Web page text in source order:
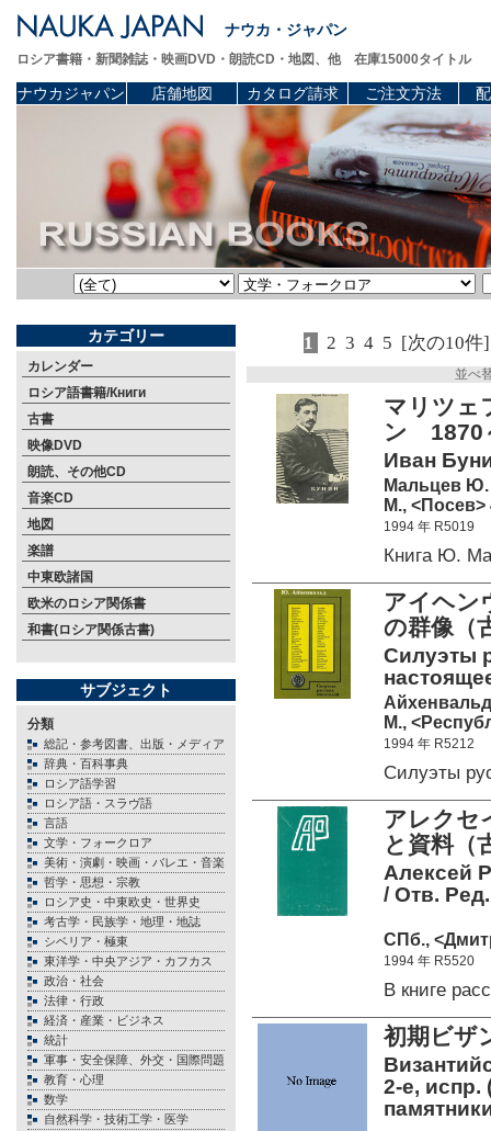
ナウカ・ジャパン
ロシア書籍・新聞雑誌・映画DVD・朗読CD・地図、他 在庫15000タイトル
ナウカジャパン 店舗地図 カタログ請求 ご注文方法
カテゴリー
カレンダー
ロシア語書籍/Книги
古書
映像DVD
朗読、その他CD
音楽CD
地図
楽譜
中東欧諸国
欧米のロシア関係書
和書(ロシア関係古書)
サブジェクト
分類
総記・参考図書、出版・メディア
辞典・百科事典
ロシア語学習
ロシア語・スラヴ語
言語
文学・フォークロア
美術・演劇・映画・バレエ・音楽
哲学・思想・宗教
ロシア史・中東欧史・世界史
考古学・民族学・地理・地誌
シベリア・極東
東洋学・中央アジア・カフカス
政治・社会
法律・行政
経済・産業・ビジネス
統計
軍事・安全保障、外交・国際問題
教育・心理
数学
自然科学・技術工学・医学
1 2 3 4 5 [次の10件]
並べ
マリツェ
ン 1870
Иван
Мальцев Ю.
М., <Посев>
1994 年 R5019
Книга Ю.
アイヘン
の群像（
Силуэты
М.,
1994 年 R5212
Силуэты
アレクセ
と資料（
Алексей
/ Отв.
СПб.,
1994 年 R5520
В книге
初期ビザ
2-е, испр.